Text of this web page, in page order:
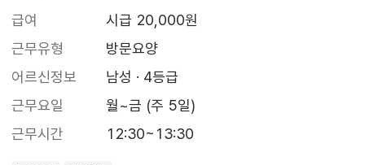
급여
시급 20,000원
근무유형
방문요양
어르신정보
남성 · 4등급
근무요일
월~금 (주 5일)
근무시간
12:30~13:30